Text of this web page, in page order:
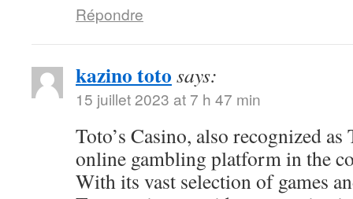
Répondre
kazino toto says:
15 juillet 2023 at 7 h 47 min
Toto’s Casino, also recognized
online gambling platform in the
With its vast selection of games